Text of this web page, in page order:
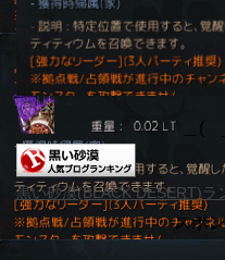
＿(
黒い砂漠(BLACK DESERT)ラ
スポ